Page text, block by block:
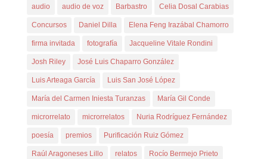
audio audio de voz Barbastro Celia Dosal Carabias
Concursos Daniel Dilla Elena Feng Irazábal Chamorro
firma invitada fotografía Jacqueline Vitale Rondini
Josh Riley José Luis Chaparro González
Luis Arteaga García Luis San José López
María del Carmen Iniesta Turanzas María Gil Conde
microrrelato microrrelatos Nuria Rodríguez Fernández
poesía premios Purificación Ruiz Gómez
Raúl Aragoneses Lillo relatos Rocío Bermejo Prieto